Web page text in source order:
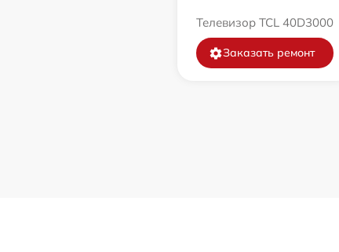
Телевизор TCL 40D3000
Заказать ремонт